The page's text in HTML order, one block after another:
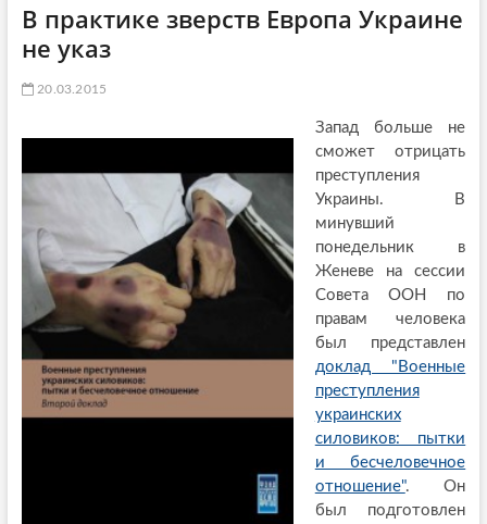
В практике зверств Европа Украине
не указ
20.03.2015
Запад больше не
сможет отрицать
преступления
Украины. В
минувший
понедельник в
Женеве на сессии
Совета ООН по
правам человека
был представлен
доклад "Военные
преступления
украинских
силовиков: пытки
и бесчеловечное
отношение". Он
был подготовлен